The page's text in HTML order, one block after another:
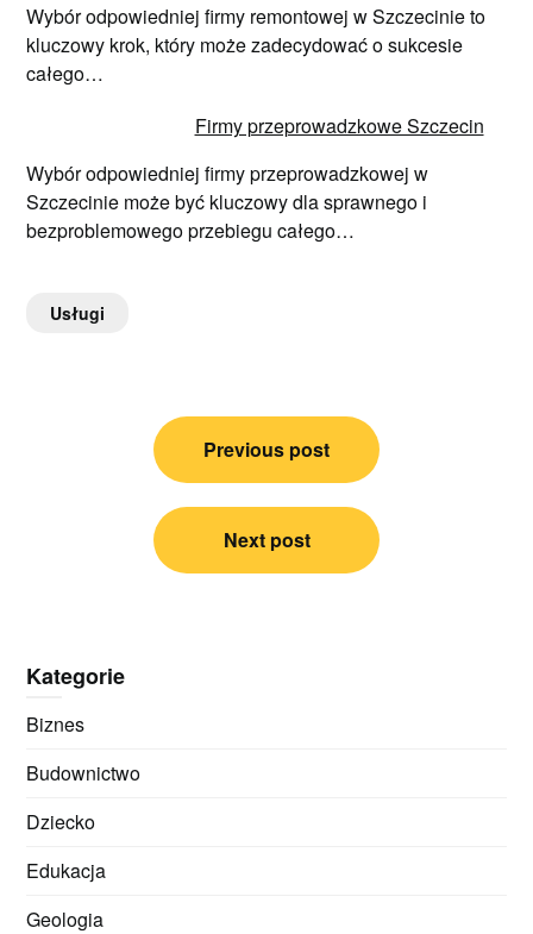
Wybór odpowiedniej firmy remontowej w Szczecinie to
kluczowy krok, który może zadecydować o sukcesie
całego…
Firmy przeprowadzkowe Szczecin
Wybór odpowiedniej firmy przeprowadzkowej w
Szczecinie może być kluczowy dla sprawnego i
bezproblemowego przebiegu całego…
Usługi
Nawigacja
Previous post
Next post
Kategorie
Biznes
Budownictwo
Dziecko
Edukacja
Geologia